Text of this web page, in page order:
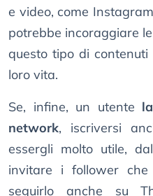
e video, come
potrebbe incoraggiare
questo tipo di
loro vita.
Se, infine, un utente
network, iscriversi
essergli molto utile,
invitare i follower
seguirlo anche su